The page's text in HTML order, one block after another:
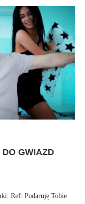
GWIAZD
Ref: Podaruję Tobie